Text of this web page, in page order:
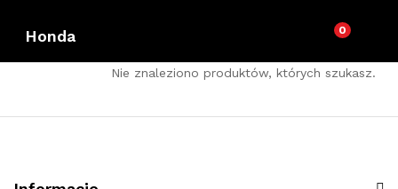
Honda 0
Nie znaleziono produktów, których szukasz.